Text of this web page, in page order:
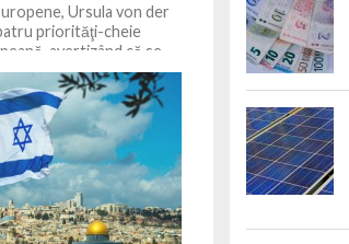
Ursula von der
priorităţi-cheie
avertizând că se